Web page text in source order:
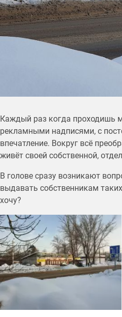
Каждый раз когда проходишь
рекламными надписями, с
впечатление. Вокруг всё
живёт своей собственной,
В голове сразу возникают
выдавать собственникам
хочу?